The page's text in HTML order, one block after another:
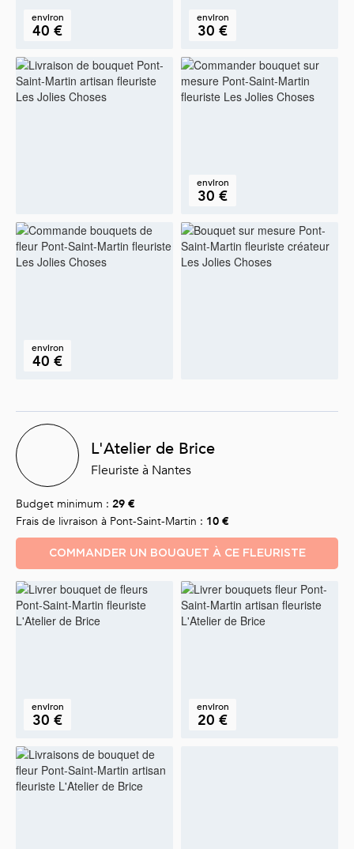
environ
40 €
environ
30 €
environ
30 €
environ
40 €
L'Atelier de Brice
Fleuriste à Nantes
Budget minimum : 29 €
Frais de livraison à Pont-Saint-Martin : 10 €
COMMANDER UN BOUQUET À CE FLEURISTE
environ
30 €
environ
20 €